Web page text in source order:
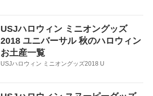
USJハロウィン ミニオングッズ
2018 ユニバーサル 秋のハロウィン
お土産一覧
USJハロウィン ミニオングッズ2018 U